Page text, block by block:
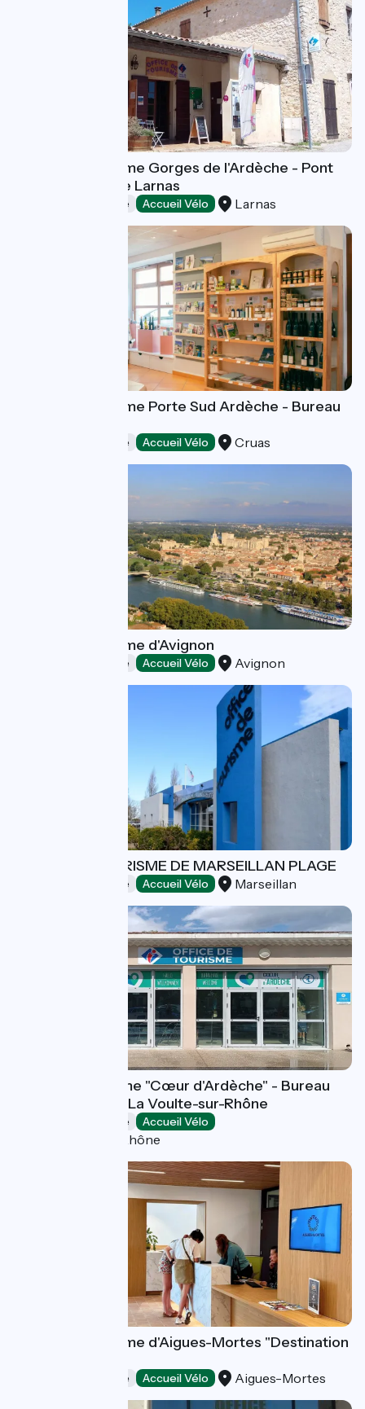
Office de Tourisme Gorges de l'Ardèche - Pont
d'Arc - Bureau de Larnas
Offices de Tourisme Accueil Vélo Larnas
Office de Tourisme Porte Sud Ardèche - Bureau
Offices de Tourisme Accueil Vélo Cruas
Office de Tourisme d'Avignon
Offices de Tourisme Accueil Vélo Avignon
OFFICE DE TOURISME DE MARSEILLAN PLAGE
Offices de Tourisme Accueil Vélo Marseillan
Office de tourisme "Cœur d'Ardèche" - Bureau
d'information de La Voulte-sur-Rhône
Offices de Tourisme Accueil Vélo
La Voulte-sur-Rhône
Office de Tourisme d'Aigues-Mortes "Destination
Offices de Tourisme Accueil Vélo Aigues-Mortes